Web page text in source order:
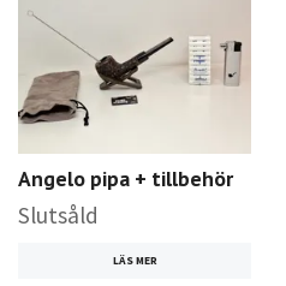
Angelo pipa + tillbehör
Slutsåld
LÄS MER